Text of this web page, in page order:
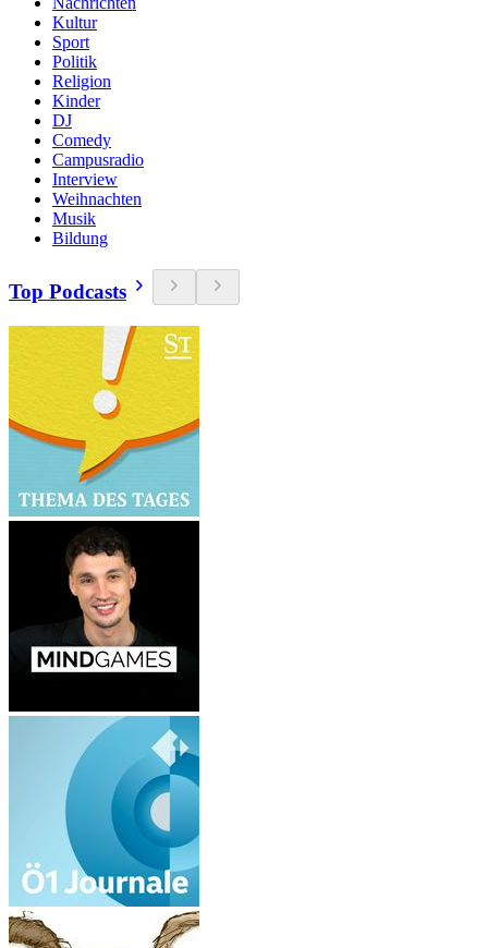
Kultur
Sport
Politik
Religion
Kinder
DJ
Comedy
Campusradio
Interview
Weihnachten
Musik
Bildung
Top Podcasts